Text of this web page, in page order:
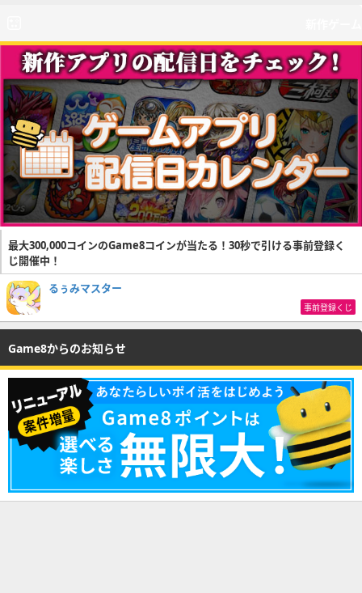
最大300,000コインのGame8コインが当たる！30秒で引ける事前登録く
じ開催中！
るぅみマスター
事前登録くじ
Game8からのお知らせ